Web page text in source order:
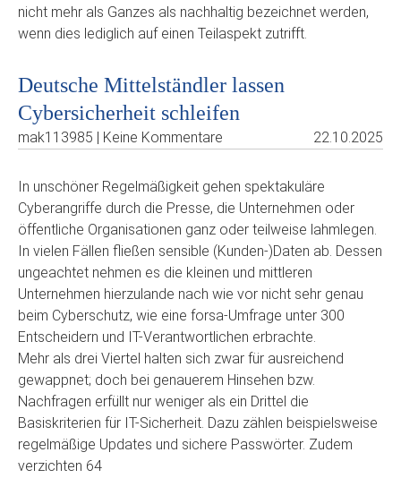
nicht mehr als Ganzes als nachhaltig bezeichnet werden,
wenn dies lediglich auf einen Teilaspekt zutrifft.
Deutsche Mittelständler lassen
Cybersicherheit schleifen
mak113985 | Keine Kommentare 22.10.2025
In unschöner Regelmäßigkeit gehen spektakuläre
Cyberangriffe durch die Presse, die Unternehmen oder
öffentliche Organisationen ganz oder teilweise lahmlegen.
In vielen Fällen fließen sensible (Kunden-)Daten ab. Dessen
ungeachtet nehmen es die kleinen und mittleren
Unternehmen hierzulande nach wie vor nicht sehr genau
beim Cyberschutz, wie eine forsa-Umfrage unter 300
Entscheidern und IT-Verantwortlichen erbrachte.
Mehr als drei Viertel halten sich zwar für ausreichend
gewappnet; doch bei genauerem Hinsehen bzw.
Nachfragen erfüllt nur weniger als ein Drittel die
Basiskriterien für IT-Sicherheit. Dazu zählen beispielsweise
regelmäßige Updates und sichere Passwörter. Zudem
verzichten 64